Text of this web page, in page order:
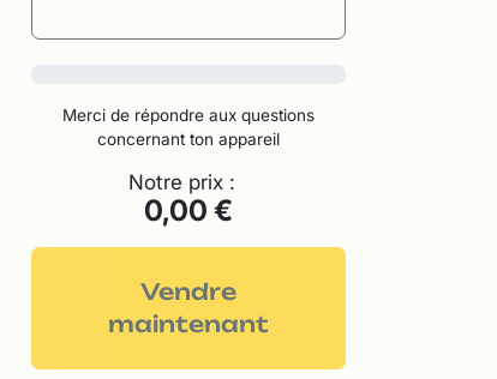
Merci de répondre aux questions
concernant ton appareil
Notre prix :
0,00 €
Vendre
maintenant